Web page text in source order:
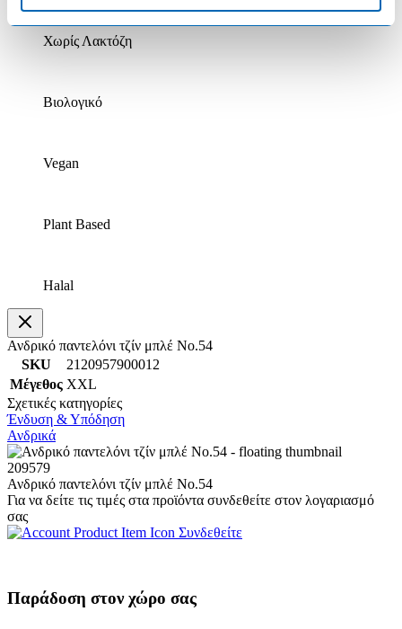
Χωρίς Λακτόζη
Βιολογικό
Vegan
Plant Based
Halal
Ανδρικό παντελόνι τζίν μπλέ Νο.54
SKU
2120957900012
Μέγεθος XXL
Σχετικές κατηγορίες
Ένδυση & Υπόδηση
Ανδρικά
209579
Ανδρικό παντελόνι τζίν μπλέ Νο.54
Για να δείτε τις τιμές στα προϊόντα συνδεθείτε στον λογαριασμό
σας
Συνδεθείτε
Παράδοση στον χώρο σας